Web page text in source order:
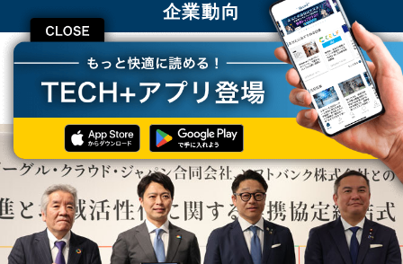
CLOSE
企業動向
TECH+ 企業IT
企業動向
三重県志摩市、Google Cloud、ソフトバンクがDX推進と地域活性化で連携協定